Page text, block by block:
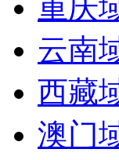
重庆
云南
西藏
澳门